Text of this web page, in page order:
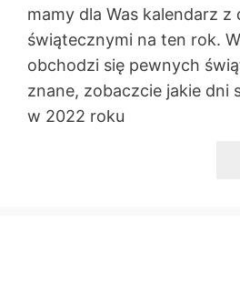
mamy dla Was kalendarz z
świątecznymi na ten rok.
obchodzi się pewnych
znane, zobaczcie jakie dni
w 2022 roku